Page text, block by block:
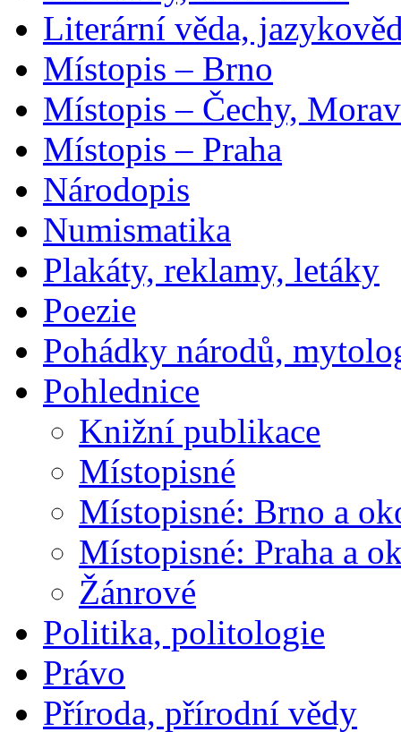
Literární věda,
Místopis – Brno
Místopis – Čechy,
Místopis – Praha
Národopis
Numismatika
Plakáty, reklamy, letáky
Poezie
Pohádky národů,
Pohlednice
Knižní publikace
Místopisné
Místopisné: Brno a
Místopisné: Praha a
Žánrové
Politika, politologie
Právo
Příroda, přírodní vědy